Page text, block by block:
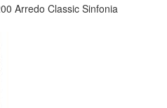
Arredo Classic Sinfonia